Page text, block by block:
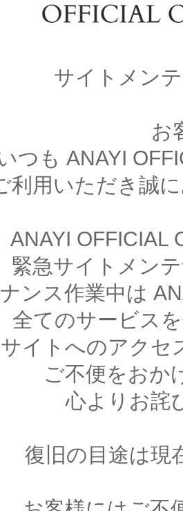
サイトメン
お
つも ANAYI
利用いただき誠
ANAYI OFFICIAL
緊急サイトメン
ンス作業中は
全てのサービス
サイトへのアクセ
ご不便をおか
心よりお詫
復旧の目途は現